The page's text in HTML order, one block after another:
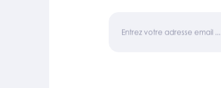
Entrez votre adresse email ...